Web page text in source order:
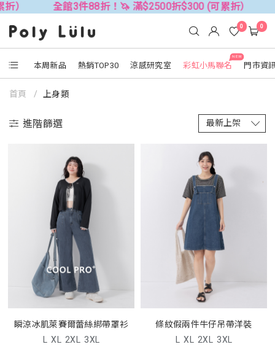
全館3件88折！🦄 滿$2500折$300 (可累折） 全館3件
本周新品 熱銷TOP30 涼感研究室
NEW
彩虹小馬聯名 門市資
0 0
首頁 上身類
進階篩選
瞬涼冰肌萊賽爾蕾絲綁帶罩衫
L XL 2XL 3XL
條紋假兩件牛仔吊帶洋裝
L XL 2XL 3XL